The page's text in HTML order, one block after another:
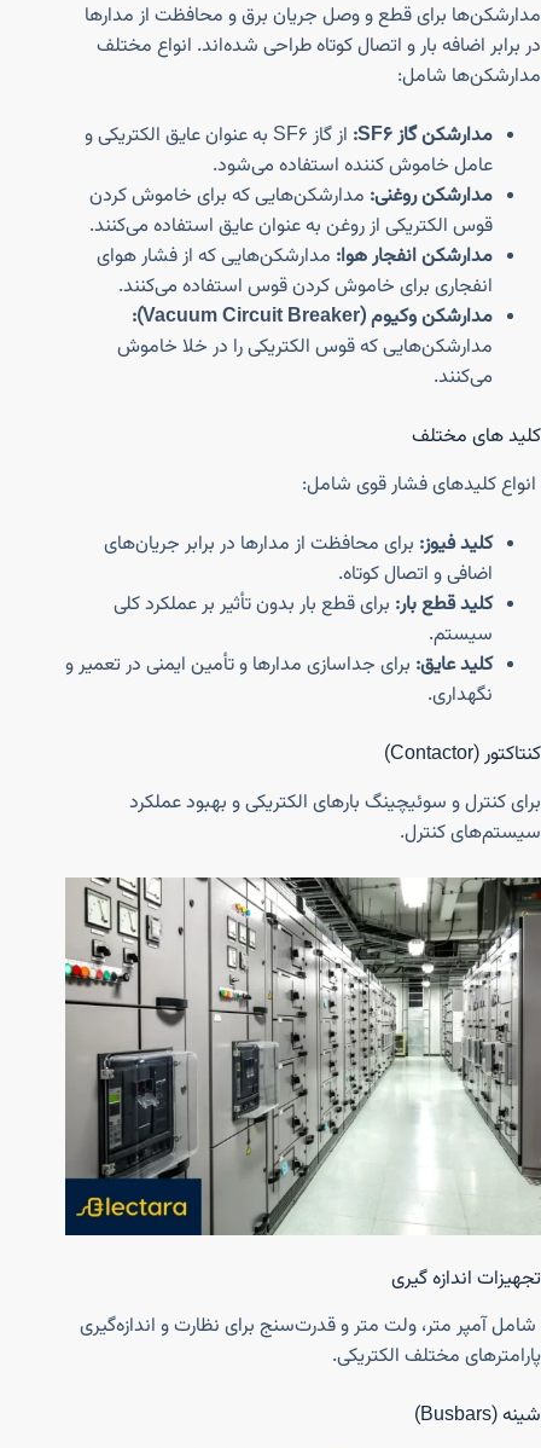
مدارشکن‌ها برای قطع و وصل جریان برق و محافظت از مدارها
در برابر اضافه بار و اتصال کوتاه طراحی شده‌اند. انواع مختلف
مدارشکن‌ها شامل:
مدارشکن گاز SF6:
از گاز SF6 به عنوان عایق الکتریکی و
عامل خاموش کننده استفاده می‌شود.
مدارشکن روغنی: مدارشکن‌هایی که برای خاموش کردن
قوس الکتریکی از روغن به عنوان عایق استفاده می‌کنند.
مدارشکن انفجار هوا: مدارشکن‌هایی که از فشار هوای
انفجاری برای خاموش کردن قوس استفاده می‌کنند.
مدارشکن وکیوم (Vacuum Circuit Breaker):
مدارشکن‌هایی که قوس الکتریکی را در خلا خاموش
می‌کنند.
کلید های مختلف
انواع کلیدهای فشار قوی شامل:
کلید فیوز: برای محافظت از مدارها در برابر جریان‌های
اضافی و اتصال کوتاه.
کلید قطع بار: برای قطع بار بدون تأثیر بر عملکرد کلی
سیستم.
کلید عایق: برای جداسازی مدارها و تأمین ایمنی در تعمیر و
نگهداری.
کنتاکتور (Contactor)
برای کنترل و سوئیچینگ بارهای الکتریکی و بهبود عملکرد
سیستم‌های کنترل.
تجهیزات اندازه‌ گیری
شامل آمپر متر، ولت متر و قدرت‌سنج برای نظارت و اندازه‌گیری
پارامترهای مختلف الکتریکی.
شینه (Busbars)